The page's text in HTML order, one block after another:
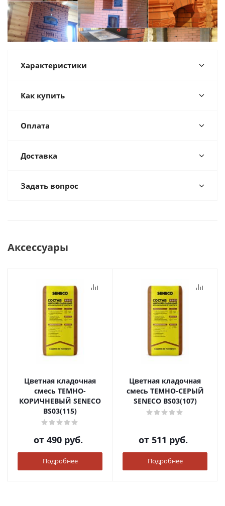
Характеристики
Как купить
Оплата
Доставка
Задать вопрос
Аксессуары
Цветная кладочная
смесь ТЕМНО-
КОРИЧНЕВЫЙ SENECO
BS03(115)
от 490 руб.
Подробнее
Цветная кладочная
смесь ТЕМНО-СЕРЫЙ
SENECO BS03(107)
от 511 руб.
Подробнее